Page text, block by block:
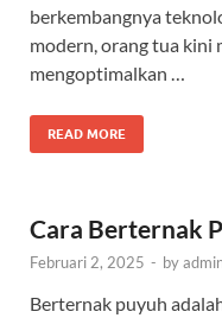
berkembangnya
modern, orang tua
mengoptimalkan …
READ MORE
Cara Berternak
Februari 2, 2025 - by
Berternak puyuh